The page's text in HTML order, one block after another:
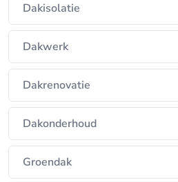
Dakisolatie
Dakwerk
Dakrenovatie
Dakonderhoud
Groendak